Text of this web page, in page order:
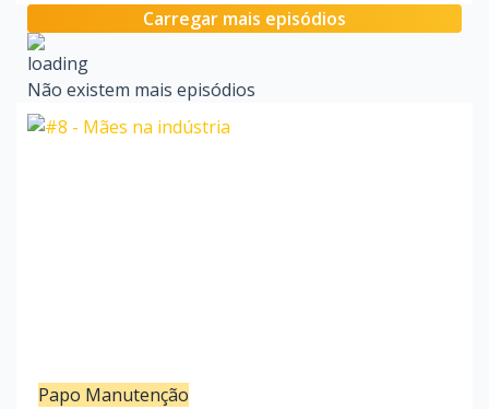
Carregar mais episódios
Não existem mais episódios
Papo Manutenção